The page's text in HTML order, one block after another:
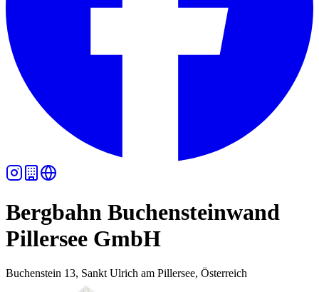
Bergbahn Buchensteinwand
Pillersee GmbH
Buchenstein 13, Sankt Ulrich am Pillersee, Österreich